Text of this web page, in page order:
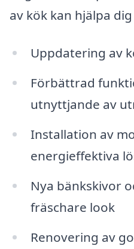
av kök kan hjälpa
Uppdatering av
Förbättrad
utnyttjande av
Installation av
energieffektiva
Nya bänkskivor
fräschare look
Renovering av